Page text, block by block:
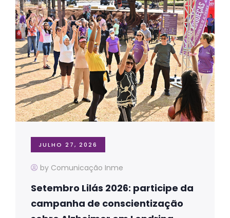
JULHO 27, 2026
by Comunicação Inme
Setembro Lilás 2026: participe da
campanha de conscientização